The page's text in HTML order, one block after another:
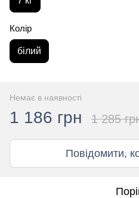
Колір
білий
Немає в наявності
1 186 грн 1 285
Повідомити,